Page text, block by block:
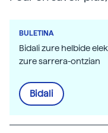
BULETINA
Bidali zure helbide
zure sarrera-ontzian
Bidali